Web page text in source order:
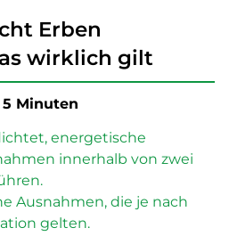
Erben
wirklich gilt
5 Minuten
energetische
innerhalb von zwei
Ausnahmen, die je nach
gelten.